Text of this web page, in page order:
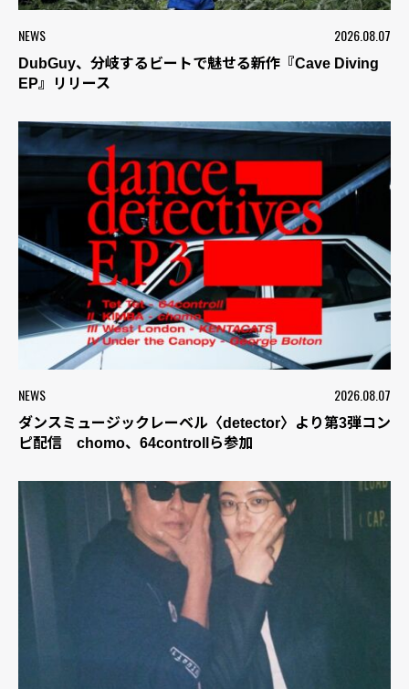
NEWS 2026.08.07
DubGuy、分岐するビートで魅せる新作『Cave Diving
EP』リリース
NEWS 2026.08.07
ダンスミュージックレーベル〈detector〉より第3弾コン
ピ配信 chomo、64controllら参加